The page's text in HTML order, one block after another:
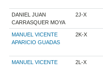
DANIEL JUAN
CARRASQUER MOYA
2J-X
MANUEL VICENTE
APARICIO GUADAS
2K-X
MANUEL VICENTE
2L-X